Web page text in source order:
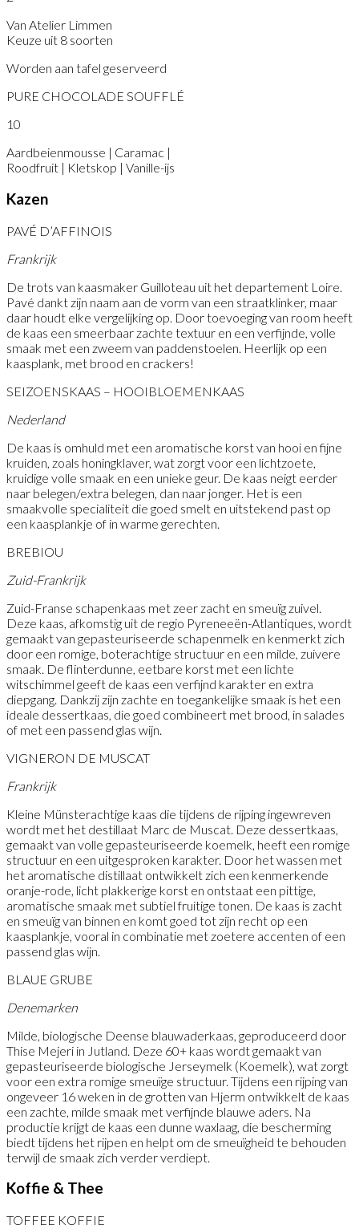
Van Atelier Limmen
Keuze uit 8 soorten
Worden aan tafel geserveerd
PURE CHOCOLADE SOUFFLÉ
10
Aardbeienmousse | Caramac |
Roodfruit | Kletskop | Vanille-ijs
Kazen
PAVÉ D’AFFINOIS
Frankrijk
De trots van kaasmaker Guilloteau uit het departement Loire.
Pavé dankt zijn naam aan de vorm van een straatklinker, maar
daar houdt elke vergelijking op. Door toevoeging van room heeft
de kaas een smeerbaar zachte textuur en een verfijnde, volle
smaak met een zweem van paddenstoelen. Heerlijk op een
kaasplank, met brood en crackers!
SEIZOENSKAAS – HOOIBLOEMENKAAS
Nederland
De kaas is omhuld met een aromatische korst van hooi en fijne
kruiden, zoals honingklaver, wat zorgt voor een lichtzoete,
kruidige volle smaak en een unieke geur. De kaas neigt eerder
naar belegen/extra belegen, dan naar jonger. Het is een
smaakvolle specialiteit die goed smelt en uitstekend past op
een kaasplankje of in warme gerechten.
BREBIOU
Zuid-Frankrijk
Zuid-Franse schapenkaas met zeer zacht en smeuïg zuivel.
Deze kaas, afkomstig uit de regio Pyreneeën-Atlantiques, wordt
gemaakt van gepasteuriseerde schapenmelk en kenmerkt zich
door een romige, boterachtige structuur en een milde, zuivere
smaak. De flinterdunne, eetbare korst met een lichte
witschimmel geeft de kaas een verfijnd karakter en extra
diepgang. Dankzij zijn zachte en toegankelijke smaak is het een
ideale dessertkaas, die goed combineert met brood, in salades
of met een passend glas wijn.
VIGNERON DE MUSCAT
Frankrijk
Kleine Münsterachtige kaas die tijdens de rijping ingewreven
wordt met het destillaat Marc de Muscat. Deze dessertkaas,
gemaakt van volle gepasteuriseerde koemelk, heeft een romige
structuur en een uitgesproken karakter. Door het wassen met
het aromatische distillaat ontwikkelt zich een kenmerkende
oranje-rode, licht plakkerige korst en ontstaat een pittige,
aromatische smaak met subtiel fruitige tonen. De kaas is zacht
en smeuïg van binnen en komt goed tot zijn recht op een
kaasplankje, vooral in combinatie met zoetere accenten of een
passend glas wijn.
BLAUE GRUBE
Denemarken
Milde, biologische Deense blauwaderkaas, geproduceerd door
Thise Mejeri in Jutland. Deze 60+ kaas wordt gemaakt van
gepasteuriseerde biologische Jerseymelk (Koemelk), wat zorgt
voor een extra romige smeuïge structuur. Tijdens een rijping van
ongeveer 16 weken in de grotten van Hjerm ontwikkelt de kaas
een zachte, milde smaak met verfijnde blauwe aders. Na
productie krijgt de kaas een dunne waxlaag, die bescherming
biedt tijdens het rijpen en helpt om de smeuïgheid te behouden
terwijl de smaak zich verder verdiept.
Koffie & Thee
TOFFEE KOFFIE